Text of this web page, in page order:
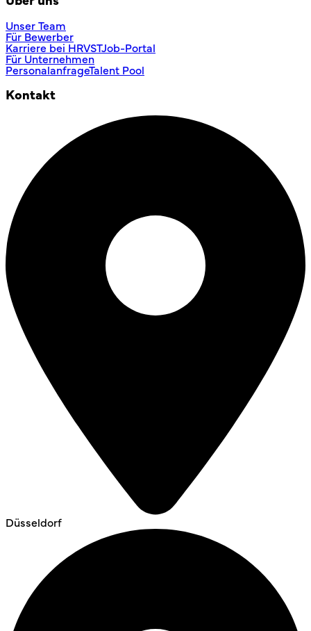
Unser Team
Für Bewerber
Karriere bei HRVSTJob-Portal
Für Unternehmen
PersonalanfrageTalent Pool
Kontakt
Düsseldorf